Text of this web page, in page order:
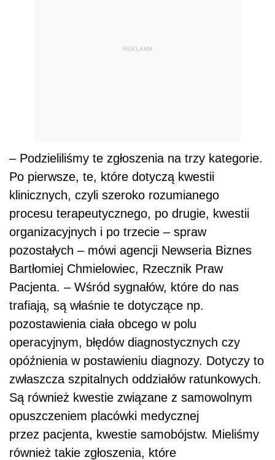
REKLAMA
– Podzieliliśmy te zgłoszenia na trzy kategorie.
Po pierwsze, te, które dotyczą kwestii
klinicznych, czyli szeroko rozumianego
procesu terapeutycznego, po drugie, kwestii
organizacyjnych i po trzecie – spraw
pozostałych – mówi agencji Newseria Biznes
Bartłomiej Chmielowiec, Rzecznik Praw
Pacjenta. – Wśród sygnałów, które do nas
trafiają, są właśnie te dotyczące np.
pozostawienia ciała obcego w polu
operacyjnym, błędów diagnostycznych czy
opóźnienia w postawieniu diagnozy. Dotyczy to
zwłaszcza szpitalnych oddziałów ratunkowych.
Są również kwestie związane z samowolnym
opuszczeniem placówki medycznej
przez pacjenta, kwestie samobójstw. Mieliśmy
również takie zgłoszenia, które